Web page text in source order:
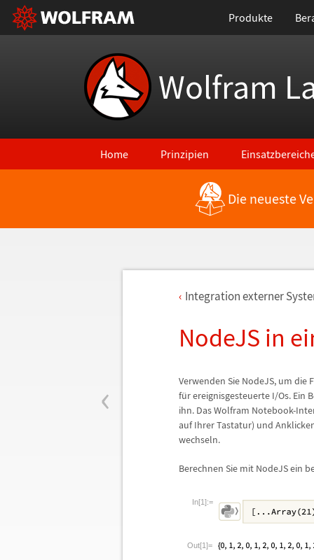
Produkte
Wolfram
Home Prinzipien
Die neueste
‹
Integration externer
NodeJS in
Verwenden Sie NodeJS, um die F
für ereignisgesteuerte I/Os. Ein
ihn. Das Wolfram Notebook-
auf Ihrer Tastatur) und
wechseln.
Berechnen Sie mit NodeJS ein
In[1]:=
Out[1]=